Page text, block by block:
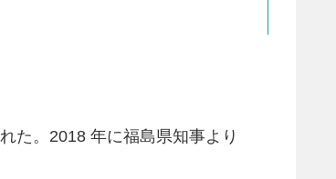
た。2018 年に福島県知事より